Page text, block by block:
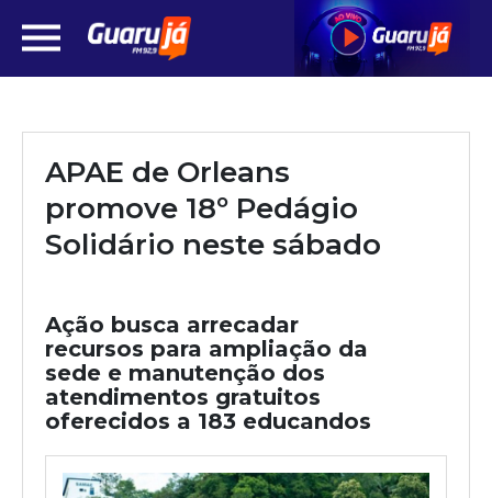
APAE de Orleans
promove 18º Pedágio
Solidário neste sábado
Ação busca arrecadar
recursos para ampliação da
sede e manutenção dos
atendimentos gratuitos
oferecidos a 183 educandos